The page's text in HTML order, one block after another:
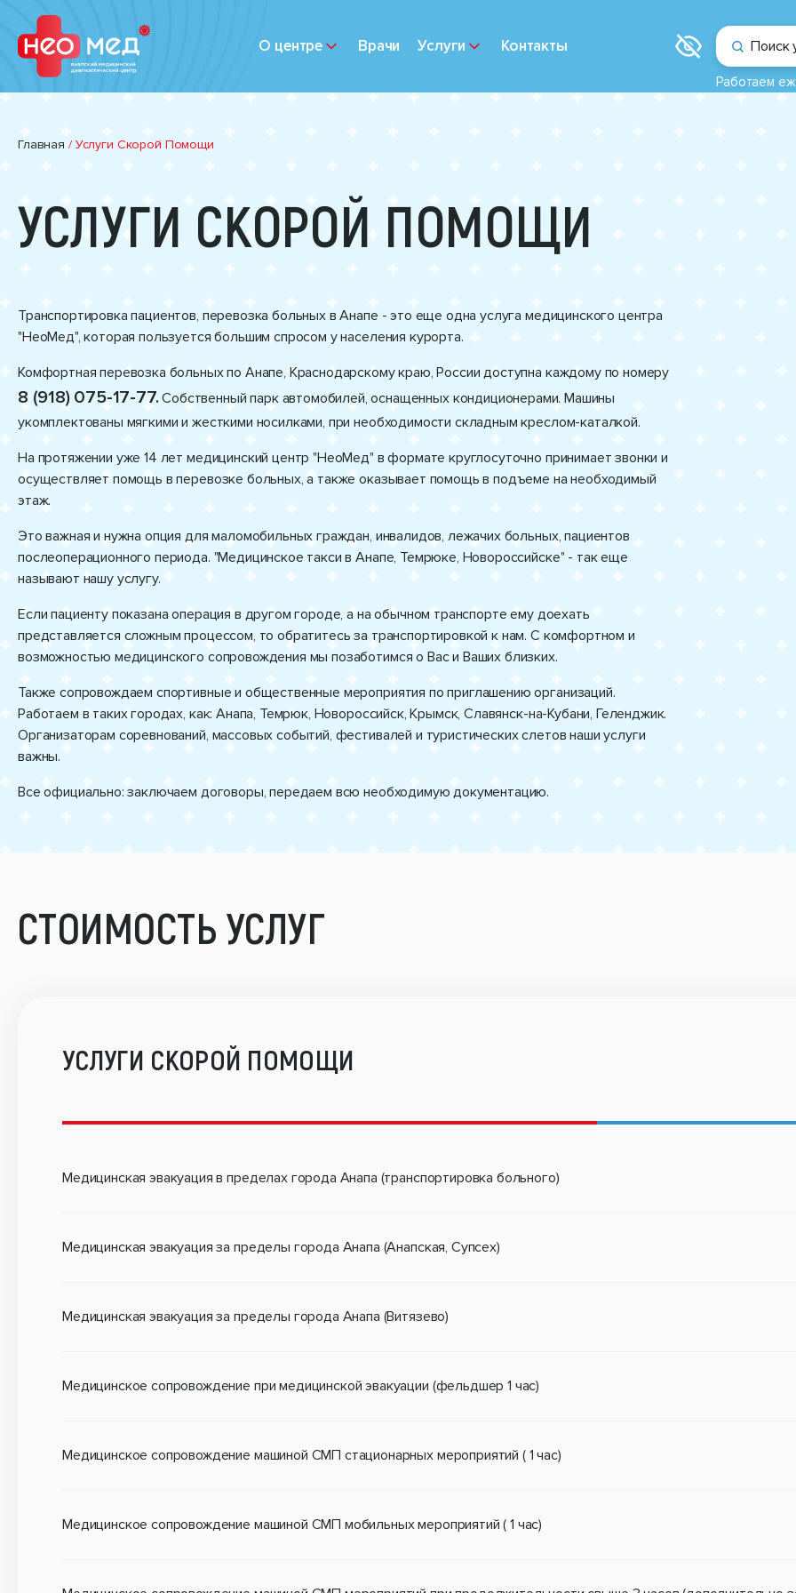
О центре Врачи Услуги Контакты Поиск
Работаем
Главная / Услуги Скорой Помощи
УСЛУГИ СКОРОЙ ПОМОЩИ
Транспортировка пациентов, перевозка больных в Анапе - это еще одна услуга медицинского центра
"НеоМед", которая пользуется большим спросом у населения курорта.
Комфортная перевозка больных по Анапе, Краснодарскому краю, России доступна каждому по номеру
8 (918) 075-17-77.Собственный парк автомобилей, оснащенных кондиционерами. Машины
укомплектованы мягкими и жесткими носилками, при необходимости складным креслом-каталкой.
На протяжении уже 14 лет медицинский центр "НеоМед" в формате круглосуточно принимает звонки и
осуществляет помощь в перевозке больных, а также оказывает помощь в подъеме на необходимый
этаж.
Это важная и нужна опция для маломобильных граждан, инвалидов, лежачих больных, пациентов
послеоперационного периода. "Медицинское такси в Анапе, Темрюке, Новороссийске" - так еще
называют нашу услугу.
Если пациенту показана операция в другом городе, а на обычном транспорте ему доехать
представляется сложным процессом, то обратитесь за транспортировкой к нам. С комфортном и
возможностью медицинского сопровождения мы позаботимся о Вас и Ваших близких.
Также сопровождаем спортивные и общественные мероприятия по приглашению организаций.
Работаем в таких городах, как: Анапа, Темрюк, Новороссийск, Крымск, Славянск-на-Кубани, Геленджик.
Организаторам соревнований, массовых событий, фестивалей и туристических слетов наши услуги
важны.
Все официально: заключаем договоры, передаем всю необходимую документацию.
СТОИМОСТЬ УСЛУГ
УСЛУГИ СКОРОЙ ПОМОЩИ
Медицинская эвакуация в пределах города Анапа (транспортировка больного)
Медицинская эвакуация за пределы города Анапа (Анапская, Супсех)
Медицинская эвакуация за пределы города Анапа (Витязево)
Медицинское сопровождение при медицинской эвакуации (фельдшер 1 час)
Медицинское сопровождение машиной СМП стационарных мероприятий ( 1 час)
Медицинское сопровождение машиной СМП мобильных мероприятий ( 1 час)